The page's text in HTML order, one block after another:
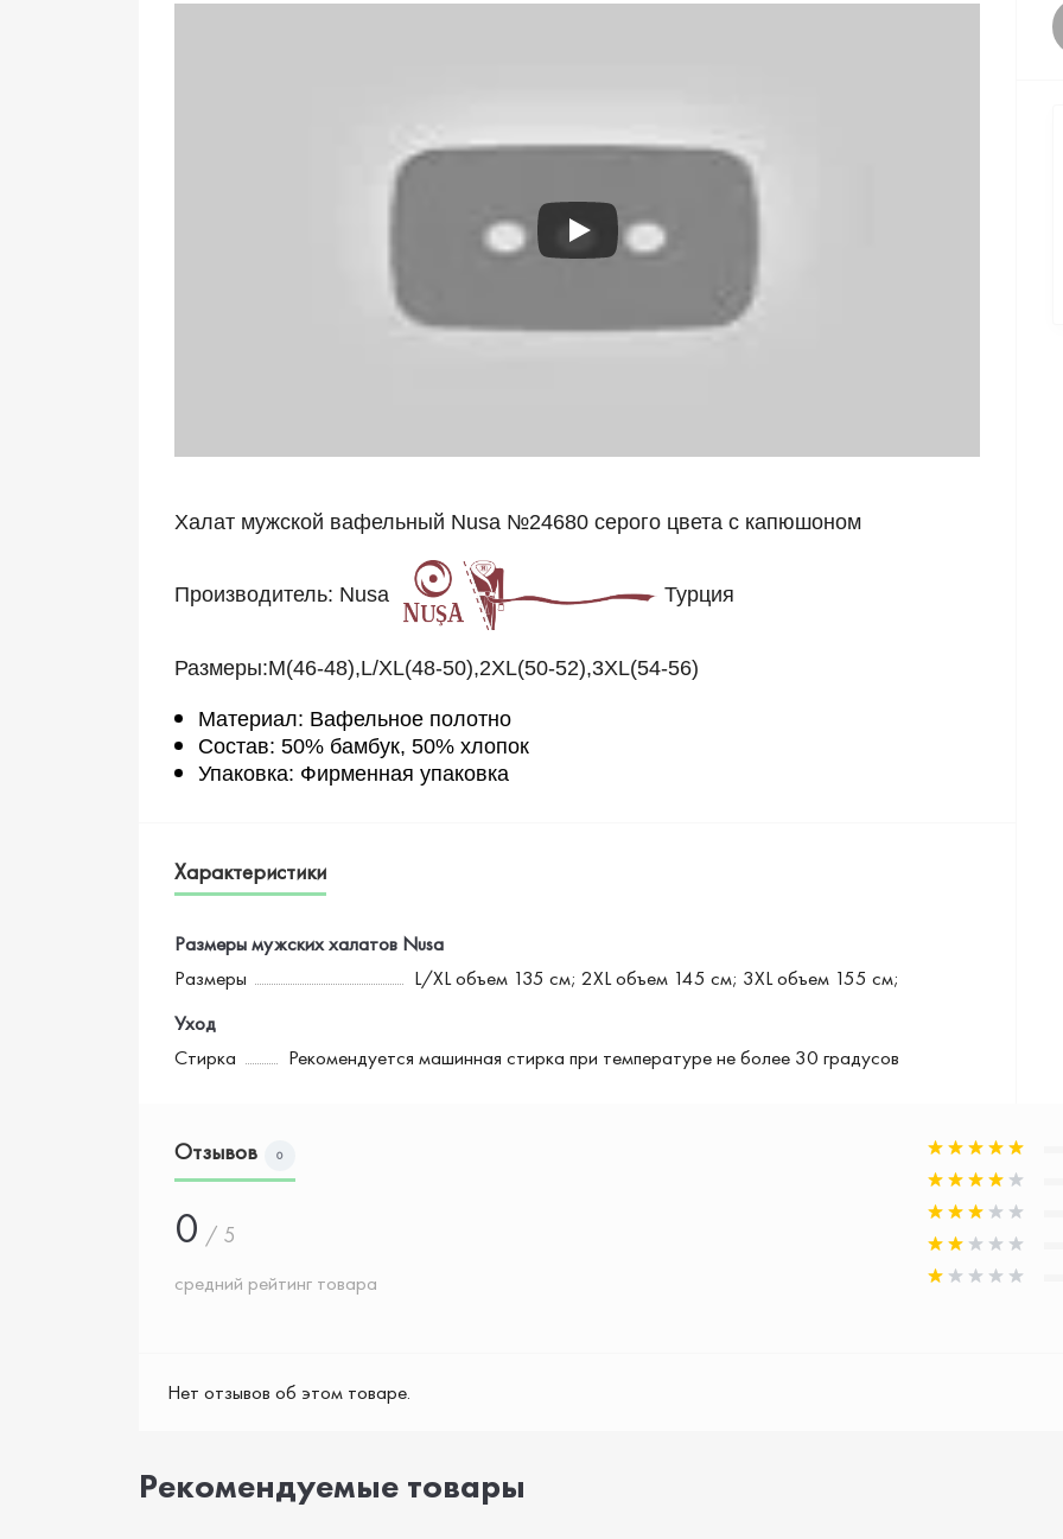
Халат мужской вафельный Nusa №24680 серого цвета с капюшоном
Производитель: Nusa Турция
Размеры:M(46-48),L/XL(48-50),2XL(50-52),3XL(54-56)
Материал: Вафельное полотно
Состав: 50% бамбук, 50% хлопок
Упаковка: Фирменная упаковка
Характеристики
Размеры мужских халатов Nusa
Размеры
L/XL объем 135 см; 2XL объем 145 см; 3XL объем 155 см;
Уход
Стирка
Рекомендуется машинная стирка при температуре не более 30 градусов
Отзывов 0
0 / 5
средний рейтинг товара
Нет отзывов об этом товаре.
Рекомендуемые товары